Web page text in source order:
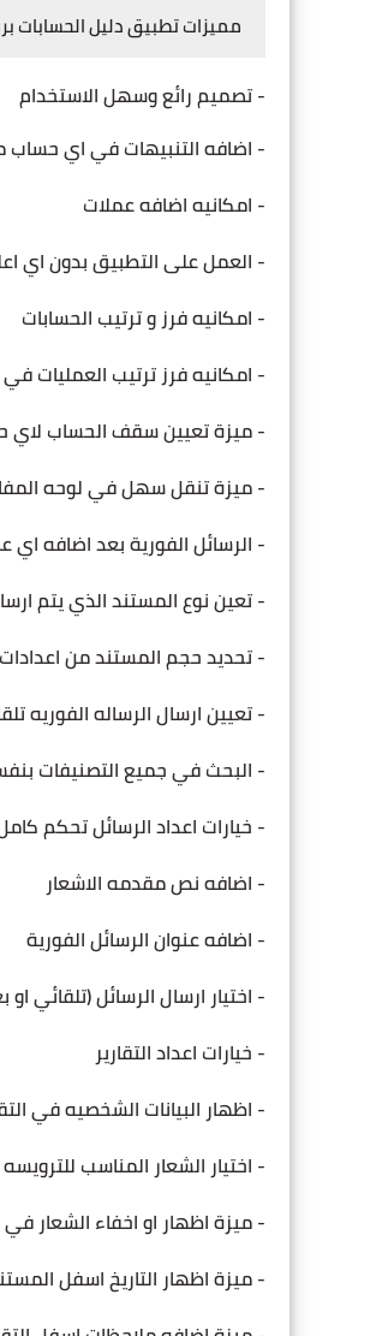
مميزات تطبيق دليل الحسابات
- تصميم رائع وسهل الاستخدام
- اضافه التنبيهات في اي حساب
- امكانيه اضافه عملات
- العمل على التطبيق بدون اي
- امكانيه فرز و ترتيب الحسابات
- امكانيه فرز ترتيب العمليات
- ميزة تعيين سقف الحساب لاي
- ميزة تنقل سهل في لوحه
- الرسائل الفورية بعد اضافه
- تعين نوع المستند الذي يتم
- تحديد حجم المستند من
- تعيين ارسال الرساله الفوريه
- البحث في جميع التصنيفات
- خيارات اعداد الرسائل تحكم
- اضافه نص مقدمه الاشعار
- اضافه عنوان الرسائل الفورية
- اختيار ارسال الرسائل (تلقائي او
- خيارات اعداد التقارير
- اظهار البيانات الشخصيه في
- اختيار الشعار المناسب للترويسه
- ميزة اظهار او اخفاء الشعار في
- ميزة اظهار التاريخ اسفل